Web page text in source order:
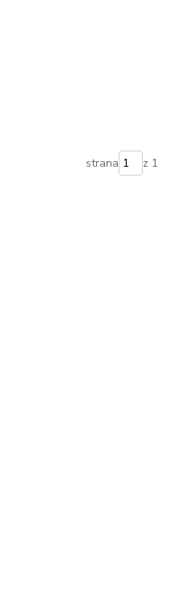
strana z 1